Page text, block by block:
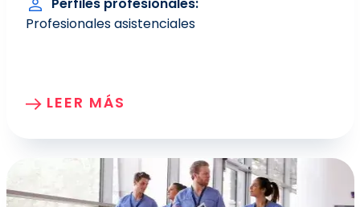
Profesionales asistenciales
LEER MÁS